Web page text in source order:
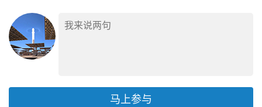
马上参与